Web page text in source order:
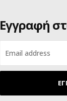
Εγγραφή